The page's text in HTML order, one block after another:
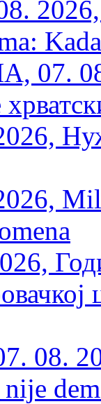
07.
08.